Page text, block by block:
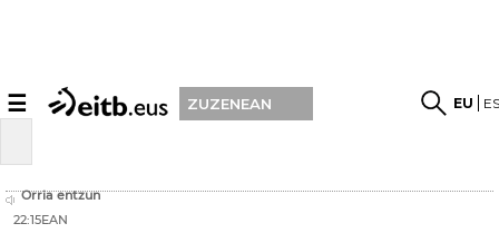
☰ ZUZENEAN EU
Orria entzun
22:15EAN